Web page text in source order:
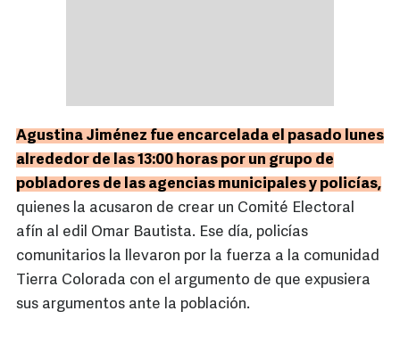
Agustina Jiménez fue encarcelada el pasado lunes
alrededor de las 13:00 horas por un grupo de
pobladores de las agencias municipales y policías,
quienes la acusaron de crear un Comité Electoral
afín al edil Omar Bautista. Ese día, policías
comunitarios la llevaron por la fuerza a la comunidad
Tierra Colorada con el argumento de que expusiera
sus argumentos ante la población.